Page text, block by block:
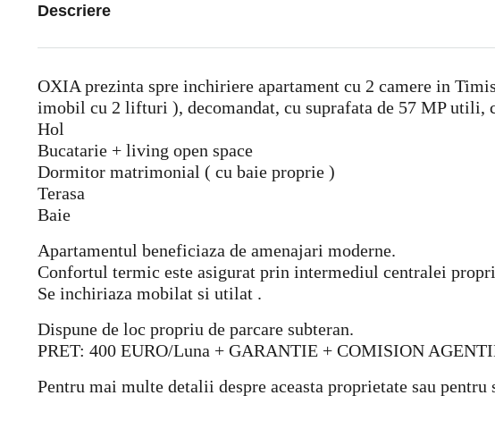
Descriere
OXIA prezinta spre inchiriere apartament cu 2 camere in
imobil cu 2 lifturi ), decomandat, cu suprafata de 57 MP utili,
Hol
Bucatarie + living open space
Dormitor matrimonial ( cu baie proprie )
Terasa
Baie
Apartamentul beneficiaza de amenajari moderne.
Confortul termic este asigurat prin intermediul centralei
Se inchiriaza mobilat si utilat .
Dispune de loc propriu de parcare subteran.
PRET: 400 EURO/Luna + GARANTIE + COMISION
Pentru mai multe detalii despre aceasta proprietate sau